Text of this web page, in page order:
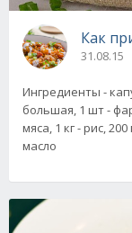
Как
31.08.15
Ингредиенты -
большая, 1 шт -
мяса, 1 кг - рис,
масло